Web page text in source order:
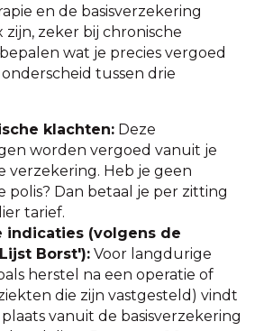
en de basisverzekering
zeker bij chronische
wat je precies vergoed
tussen drie
klachten: Deze
worden vergoed vanuit je
verzekering. Heb je geen
polis? Dan betaal je per zitting
tarief.
indicaties (volgens de
Borst'): Voor langdurige
herstel na een operatie of
die zijn vastgesteld) vindt
vanuit de ​ basisverzekering